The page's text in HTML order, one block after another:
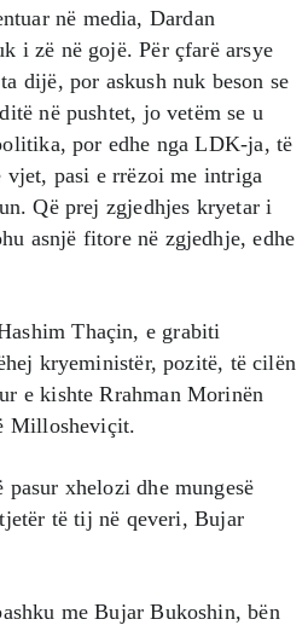
në media, Dardan
i zë në gojë. Për çfarë arsye
dijë, por askush nuk beson se
në pushtet, jo vetëm se u
por edhe nga LDK-ja, të
pasi e rrëzoi me intriga
Që prej zgjedhjes kryetar i
asnjë fitore në zgjedhje, edhe
Thaçin, e grabiti
kryeministër, pozitë, të cilën
e kishte Rrahman Morinën
Millosheviçit.
xhelozi dhe mungesë
të tij në qeveri, Bujar
me Bujar Bukoshin, bën